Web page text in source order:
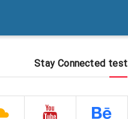
Stay Connected test